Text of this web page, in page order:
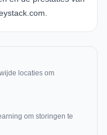
.
locaties om
om storingen te